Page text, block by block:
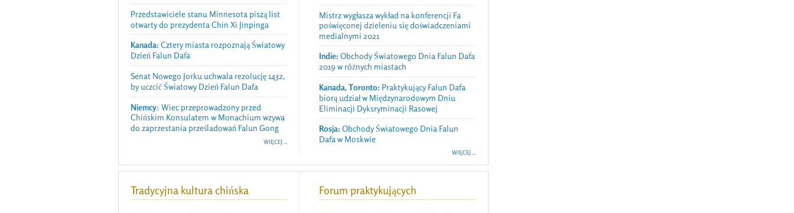
Przedstawiciele stanu Minnesota piszą list
otwarty do prezydenta Chin Xi Jinpinga
Kanada: Cztery miasta rozpoznają Światowy
Dzień Falun Dafa
Senat Nowego Jorku uchwala rezolucję 1432,
by uczcić Światowy Dzień Falun Dafa
Niemcy: Wiec przeprowadzony przed
Chińskim Konsulatem w Monachium wzywa
do zaprzestania prześladowań Falun Gong
WIĘCEJ ...
​Mistrz wygłasza wykład na konferencji Fa
poświęconej dzieleniu się doświadczeniami
medialnymi 2021
Indie: Obchody Światowego Dnia Falun Dafa
2019 w różnych miastach
Kanada, Toronto: Praktykujący Falun Dafa
biorą udział w Międzynarodowym Dniu
Eliminacji Dyksryminacji Rasowej
Rosja: Obchody Światowego Dnia Falun
Dafa w Moskwie
WIĘCEJ ...
Tradycyjna kultura chińska Forum praktykujących